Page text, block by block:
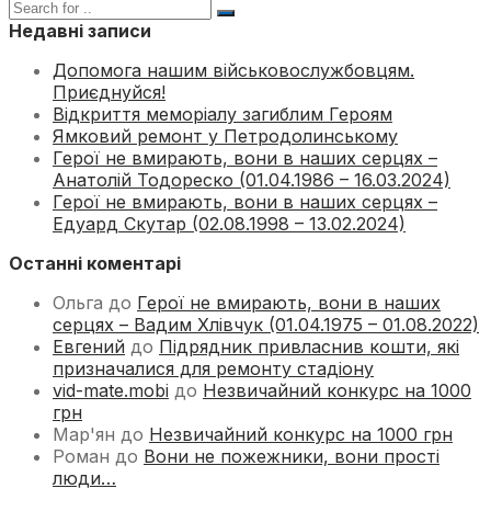
Недавні записи
Допомога нашим військовослужбовцям.
Приєднуйся!
Відкриття меморіалу загиблим Героям
Ямковий ремонт у Петродолинському
Герої не вмирають, вони в наших серцях –
Анатолій Тодореско (01.04.1986 – 16.03.2024)
Герої не вмирають, вони в наших серцях –
Едуард Скутар (02.08.1998 – 13.02.2024)
Останні коментарі
Ольга до Герої не вмирають, вони в наших
серцях – Вадим Хлівчук (01.04.1975 – 01.08.2022)
Евгений до Підрядник привласнив кошти, які
призначалися для ремонту стадіону
vid-mate.mobi до Незвичайний конкурс на 1000
грн
Мар'ян до Незвичайний конкурс на 1000 грн
Роман до Вони не пожежники, вони прості
люди…